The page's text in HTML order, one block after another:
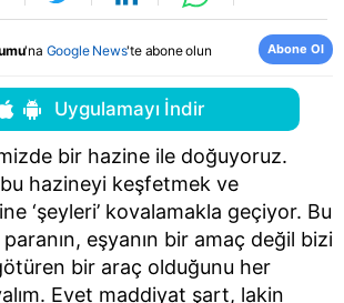
'na Google News'te abone olun Abone Ol
Uygulamayı İndir
bir hazine ile doğuyoruz.
bu hazineyi keşfetmek ve
‘şeyleri’ kovalamakla geçiyor. Bu
eşyanın bir amaç değil bizi
bir araç olduğunu her
Evet maddiyat şart, lakin